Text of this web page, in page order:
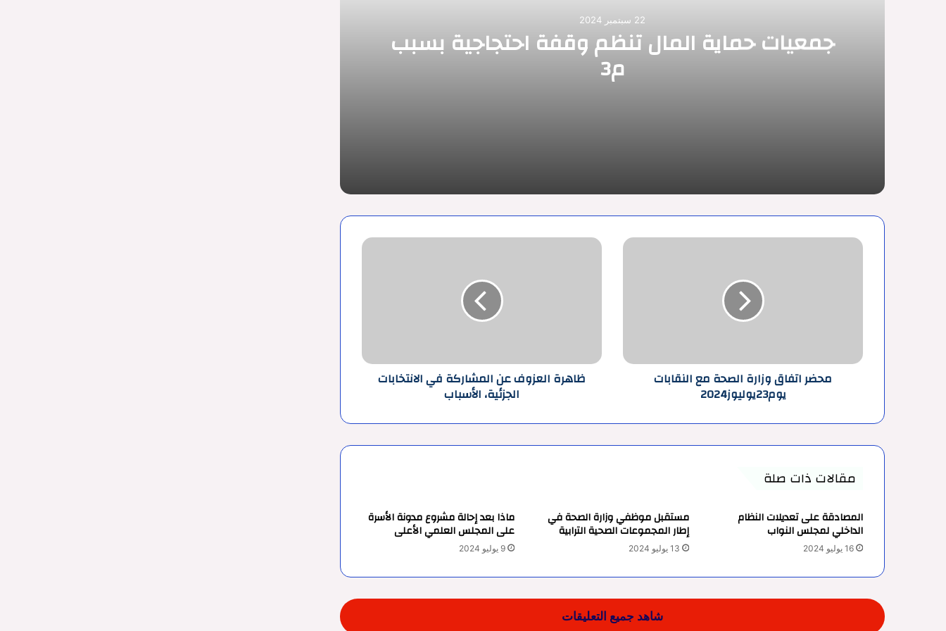
22 سبتمبر 2024
جمعيات حماية المال تنظم وقفة احتجاجية بسبب
م3
توظيف 40 مساعدا تقنيا في وزارة الصحة
منهجية الجواب عن سؤال الامتحان الكتابي في المباريات
13 سبتمبر 2024
ظاهرة العزوف عن المشاركة في الانتخابات الجزئية، الأسباب
محضر اتفاق وزارة الصحة مع النقابات يوم23يوليوز2024
محضر
محضر اتفاق وزارة الصحة مع النقابات
يوم23يوليوز2024
ظاهرة
ظاهرة العزوف عن المشاركة في الانتخابات
الجزئية، الأسباب
مقالات ذات صلة
المصادقة على تعديلات النظام
الداخلي لمجلس النواب
16 يوليو 2024
مستقبل موظفي وزارة الصحة في
إطار المجموعات الصحية الترابية
13 يوليو 2024
ماذا بعد إحالة مشروع مدونة الأسرة
على المجلس العلمي الأعلى
9 يوليو 2024
شاهد جميع التعليقات